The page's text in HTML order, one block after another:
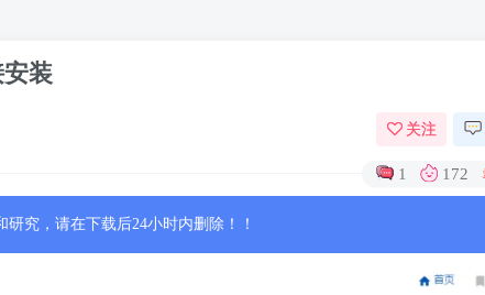
装
关注
1 172
究，请在下载后24小时内删除！！